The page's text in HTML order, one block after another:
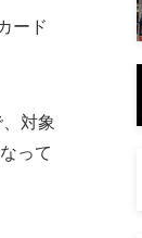
ード
対象
って